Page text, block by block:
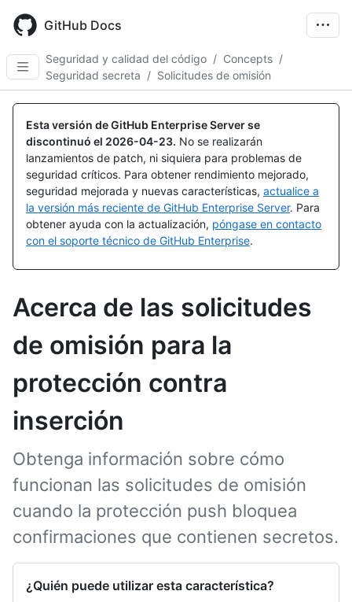
main
content
GitHub Docs
Seguridad y calidad del código / Concepts /
Seguridad secreta / Solicitudes de omisión
Esta versión de GitHub Enterprise Server se
discontinuó el 2026-04-23. No se realizarán
lanzamientos de patch, ni siquiera para problemas de
seguridad críticos. Para obtener rendimiento mejorado,
seguridad mejorada y nuevas características, actualice a
la versión más reciente de GitHub Enterprise Server. Para
obtener ayuda con la actualización, póngase en contacto
con el soporte técnico de GitHub Enterprise.
Acerca de las solicitudes
de omisión para la
protección contra
inserción
Obtenga información sobre cómo
funcionan las solicitudes de omisión
cuando la protección push bloquea
confirmaciones que contienen secretos.
¿Quién puede utilizar esta característica?